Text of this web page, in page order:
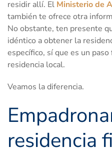
residir allí. El Ministerio de
también te ofrece otra
No obstante, ten presente
idéntico a obtener la
específico, sí que es un
residencia local.
Veamos la diferencia.
residencia